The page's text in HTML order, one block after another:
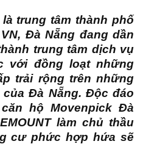
trung tâm thành phố
Đà Nẵng đang dần
trung tâm dịch vụ
với đồng loạt những
trải rộng trên những
Đà Nẵng. Độc đáo
căn hộ Movenpick Đà
làm chủ thầu
cư phức hợp hứa sẽ